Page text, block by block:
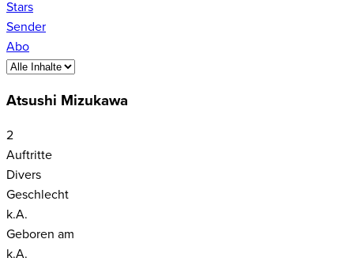
Stars
Sender
Abo
Atsushi Mizukawa
2
Auftritte
Divers
Geschlecht
k.A.
Geboren am
k.A.